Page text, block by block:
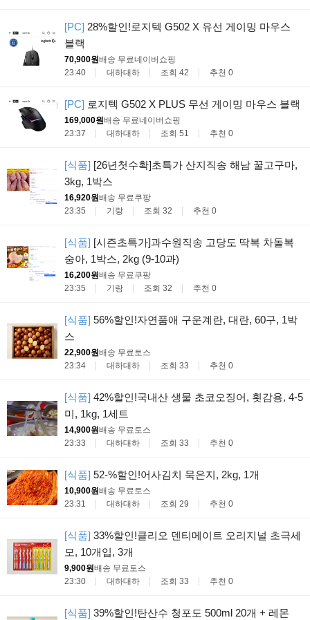
[PC] 28%할인!로지텍 G502 X 유선 게이밍 마우스
블랙
70,900원배송 무료네이버쇼핑
23:40
대하대하 조회 42 추천 0
[PC] 로지텍 G502 X PLUS 무선 게이밍 마우스 블랙
169,000원배송 무료네이버쇼핑
23:37
대하대하 조회 51 추천 0
[식품] [26년첫수확]초특가 산지직송 해남 꿀고구마,
3kg, 1박스
16,920원배송 무료쿠팡
23:35
기랑 조회 32 추천 0
[식품] [시즌초특가]과수원직송 고당도 딱복 차돌복
숭아, 1박스, 2kg (9-10과)
16,200원배송 무료쿠팡
23:35
기랑 조회 32 추천 0
[식품] 56%할인!자연품애 구운계란, 대란, 60구, 1박
스
22,900원배송 무료토스
23:34
대하대하 조회 33 추천 0
[식품] 42%할인!국내산 생물 초코오징어, 횟감용, 4-5
미, 1kg, 1세트
14,900원배송 무료토스
23:33
대하대하 조회 33 추천 0
[식품] 52-%할인!어사김치 묵은지, 2kg, 1개
10,900원배송 무료토스
23:31
대하대하 조회 29 추천 0
[식품] 33%할인!클리오 덴티메이트 오리지널 초극세
모, 10개입, 3개
9,900원배송 무료토스
23:30
대하대하 조회 33 추천 0
[식품] 39%할인!탄산수 청포도 500ml 20개 + 레몬